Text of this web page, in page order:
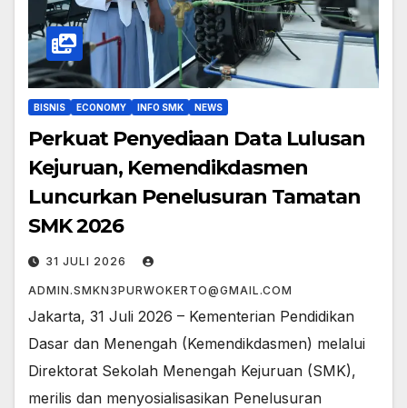
BISNIS ECONOMY INFO SMK NEWS
Perkuat Penyediaan Data Lulusan
Kejuruan, Kemendikdasmen
Luncurkan Penelusuran Tamatan
SMK 2026
31 JULI 2026
ADMIN.SMKN3PURWOKERTO@GMAIL.COM
Jakarta, 31 Juli 2026 – Kementerian Pendidikan
Dasar dan Menengah (Kemendikdasmen) melalui
Direktorat Sekolah Menengah Kejuruan (SMK),
merilis dan menyosialisasikan Penelusuran